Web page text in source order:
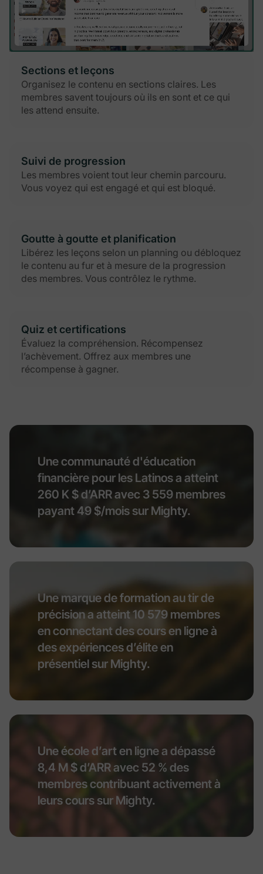
Sections et leçons
Organisez le contenu en sections claires. Les
membres savent toujours où ils en sont et ce qui
les attend ensuite.
Suivi de progression
Les membres voient tout leur chemin parcouru.
Vous voyez qui est engagé et qui est bloqué.
Goutte à goutte et planification
Libérez les leçons selon un planning ou débloquez
le contenu au fur et à mesure de la progression
des membres. Vous contrôlez le rythme.
Quiz et certifications
Évaluez la compréhension. Récompensez
l’achèvement. Offrez aux membres une
récompense à gagner.
Une communauté d'éducation
financière pour les Latinos a atteint
260 K $ d’ARR avec 3 559 membres
payant 49 $/mois sur Mighty.
Une marque de formation au tir de
précision a atteint 10 579 membres
en connectant des cours en ligne à
des expériences d’élite en
présentiel sur Mighty.
Une école d’art en ligne a dépassé
8,4 M $ d’ARR avec 52 % des
membres contribuant activement à
leurs cours sur Mighty.